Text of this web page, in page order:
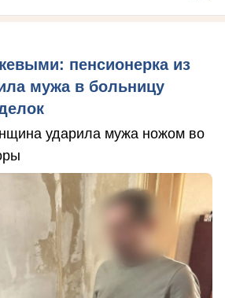
пенсионерка из
мужа в больницу
ударила мужа ножом во